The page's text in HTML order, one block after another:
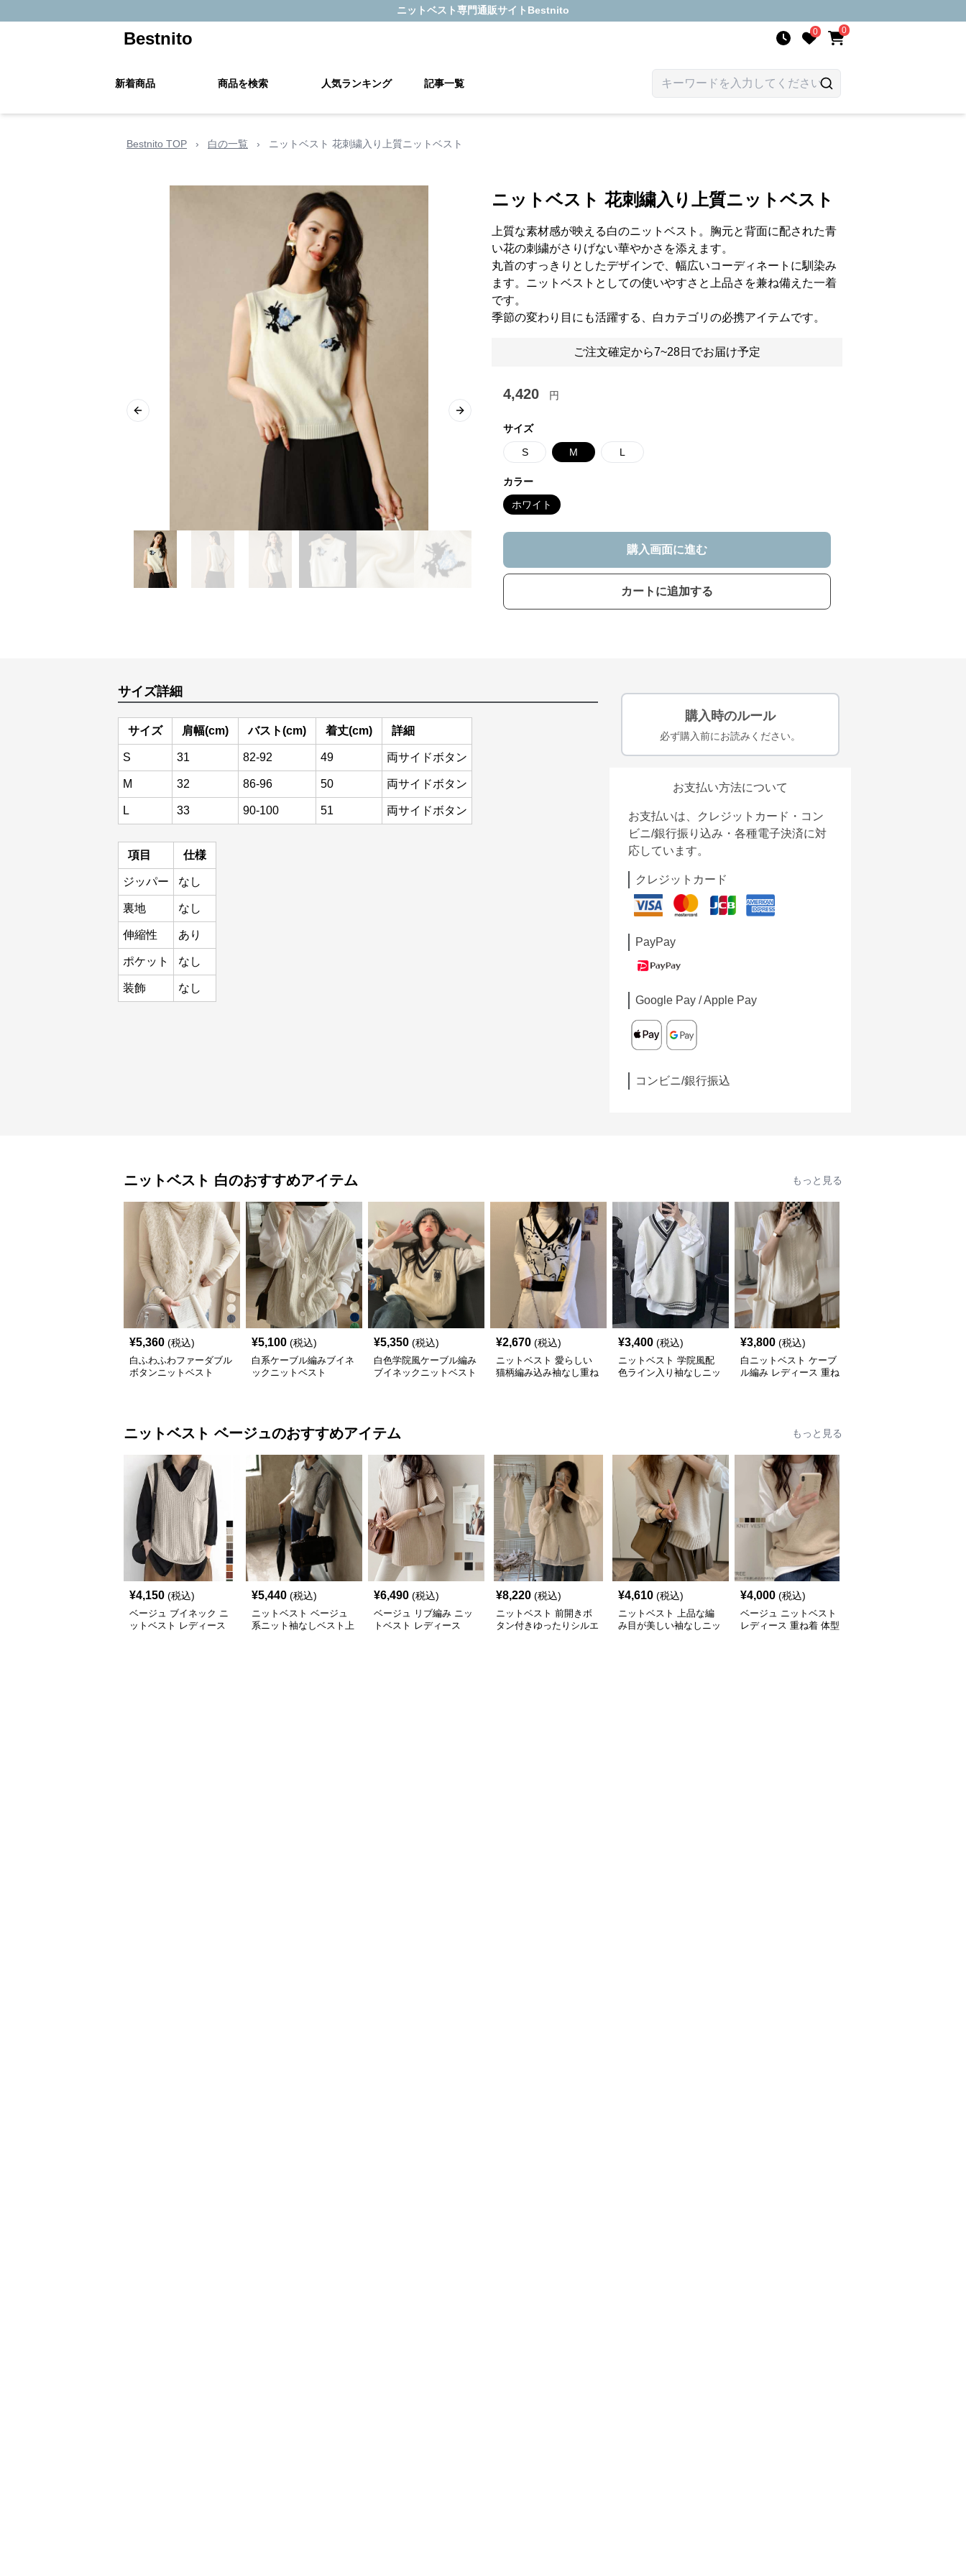
ニットベスト専門通販サイト Bestnito
Bestnito 0 0
新着商品 商品を検索 人気ランキング 記事一覧
Bestnito TOP › 白の一覧 › ニットベスト 花刺繍入り上質ニットベスト
Previous slide Next slide
ニットベスト 花刺繍入り上質ニットベスト
上質な素材感が映える白のニットベスト。胸元と背面に配された青
い花の刺繍がさりげない華やかさを添えます。
丸首のすっきりとしたデザインで、幅広いコーディネートに馴染み
ます。ニットベストとしての使いやすさと上品さを兼ね備えた一着
です。
季節の変わり目にも活躍する、白カテゴリの必携アイテムです。
ご注文確定から7~28日でお届け予定
4,420 円
サイズ
S M L
カラー
ホワイト
購入画面に進む
カートに追加する
サイズ詳細
サイズ 肩幅(cm) バスト(cm) 着丈(cm) 詳細
S 31 82-92 49 両サイドボタン
M 32 86-96 50 両サイドボタン
L 33 90-100 51 両サイドボタン
項目 仕様
ジッパー なし
裏地 なし
伸縮性 あり
ポケット なし
装飾 なし
購入時のルール
必ず購入前にお読みください。
お支払い方法について
お支払いは、クレジットカード・コン
ビニ/銀行振り込み・各種電子決済に対
応しています。
クレジットカード
PayPay
Google Pay / Apple Pay
コンビニ/銀行振込
ニットベスト 白のおすすめアイテム もっと見る
¥5,360 (税込)
白ふわふわファーダブル
ボタンニットベスト
¥5,100 (税込)
白系ケーブル編みブイネ
ックニットベスト
¥5,350 (税込)
白色学院風ケーブル編み
ブイネックニットベスト
¥2,670 (税込)
ニットベスト 愛らしい
猫柄編み込み袖なし重ね
¥3,400 (税込)
ニットベスト 学院風配
色ライン入り袖なしニッ
¥3,800 (税込)
白ニットベスト ケーブ
ル編み レディース 重ね
ニットベスト ベージュのおすすめアイテム もっと見る
¥4,150 (税込)
ベージュ ブイネック ニ
ットベスト レディース
¥5,440 (税込)
ニットベスト ベージュ
系ニット袖なしベスト上
¥6,490 (税込)
ベージュ リブ編み ニッ
トベスト レディース
¥8,220 (税込)
ニットベスト 前開きボ
タン付きゆったりシルエ
¥4,610 (税込)
ニットベスト 上品な編
み目が美しい袖なしニッ
¥4,000 (税込)
ベージュ ニットベスト
レディース 重ね着 体型